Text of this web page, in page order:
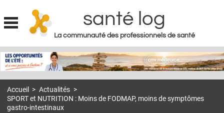
Jump to navigation
santé log
La communauté des professionnels de santé
MON COMPTE
S'ABONNER À LA REVUE SOIN À DOMICILE
Accueil > Actualités >
SPORT et NUTRITION : Moins de FODMAP, moins de symptômes
gastro-intestinaux